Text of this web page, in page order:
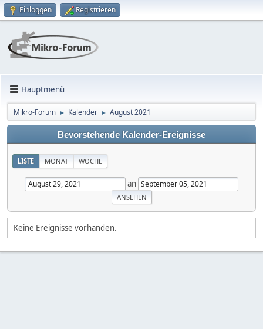
Einloggen Registrieren
Hauptmenü
Mikro-Forum ► Kalender ► August 2021
Bevorstehende Kalender-Ereignisse
LISTE MONAT WOCHE
an
Keine Ereignisse vorhanden.